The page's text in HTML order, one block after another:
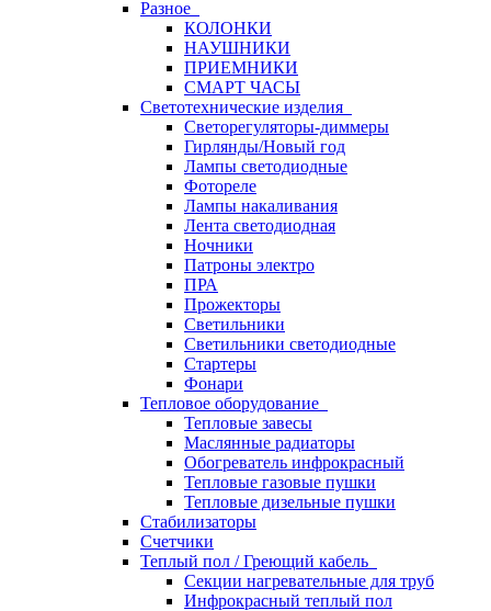
Разное
КОЛОНКИ
НАУШНИКИ
ПРИЕМНИКИ
СМАРТ ЧАСЫ
Светотехнические изделия
Светорегуляторы-диммеры
Гирлянды/Новый год
Лампы светодиодные
Фотореле
Лампы накаливания
Лента светодиодная
Ночники
Патроны электро
ПРА
Прожекторы
Светильники
Светильники светодиодные
Стартеры
Фонари
Тепловое оборудование
Тепловые завесы
Маслянные радиаторы
Обогреватель инфрокрасный
Тепловые газовые пушки
Тепловые дизельные пушки
Стабилизаторы
Счетчики
Теплый пол / Греющий кабель
Секции нагревательные для труб
Инфрокрасный теплый пол